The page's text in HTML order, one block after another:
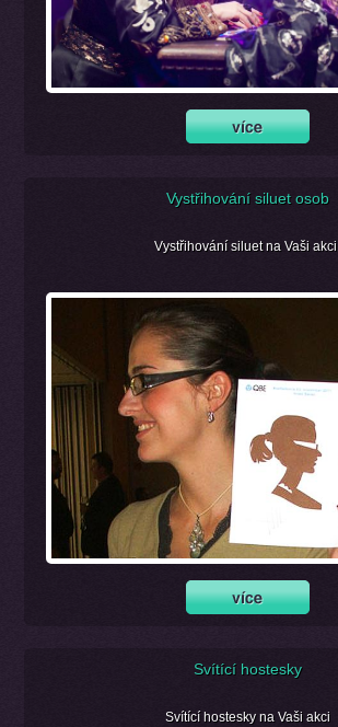
Vystřihování siluet osob
Vystřihování siluet na Vaši akci.
Svítící hostesky
Svítící hostesky na Vaši akci